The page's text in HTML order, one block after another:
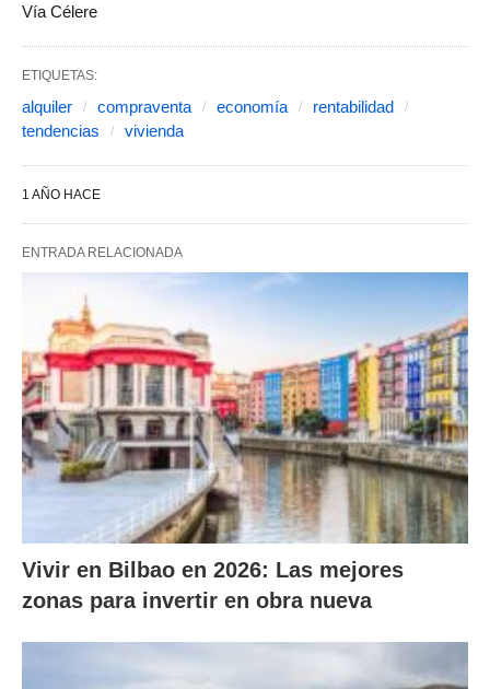
Vía Célere
ETIQUETAS:
alquiler compraventa economía
rentabilidad
tendencias
vivienda
1 AÑO HACE
ENTRADA RELACIONADA
Vivir en Bilbao en 2026: Las mejores
zonas para invertir en obra nueva